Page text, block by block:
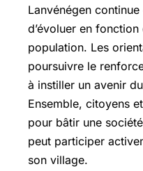
Lanvénégen
d’évoluer en
population. Les
poursuivre le
à instiller un avenir
Ensemble, citoyens
pour bâtir une
peut participer
son village.